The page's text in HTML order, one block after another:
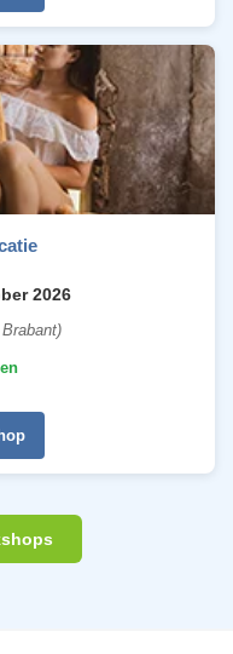
2026